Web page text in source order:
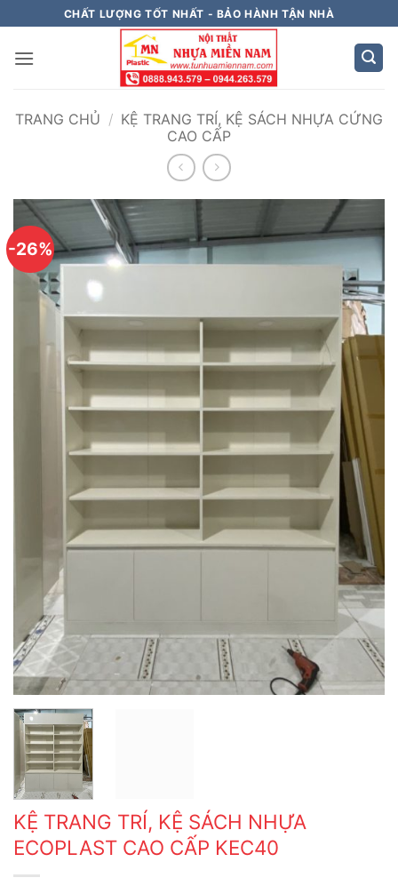
qua
nội
CHẤT LƯỢNG TỐT NHẤT - BẢO HÀNH TẬN NHÀ
TRANG CHỦ / KỆ TRANG TRÍ, KỆ SÁCH NHỰA CỨNG
CAO CẤP
-26%
KỆ TRANG TRÍ, KỆ SÁCH NHỰA
ECOPLAST CAO CẤP KEC40